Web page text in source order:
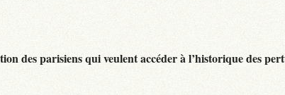
des parisiens qui veulent accéder à l’historique des